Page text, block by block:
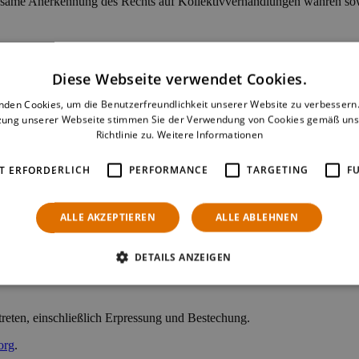
eintreten.
vorsorgenden Ansatz unterstützen,
für die Umwelt zu erzeugen und
fördern.
einschließlich Erpressung und Bestechung.
.
Diese Webseite verwendet Cookies.
Cookies, um die Benutzerfreundlichkeit unserer Website zu
unserer Webseite stimmen Sie der Verwendung von Cookies gemäß
Richtlinie zu. Weitere Informationen
ERFORDERLICH PERFORMANCE TARGETING
ALLE AKZEPTIEREN ALLE ABLEHNEN
DETAILS ANZEIGEN